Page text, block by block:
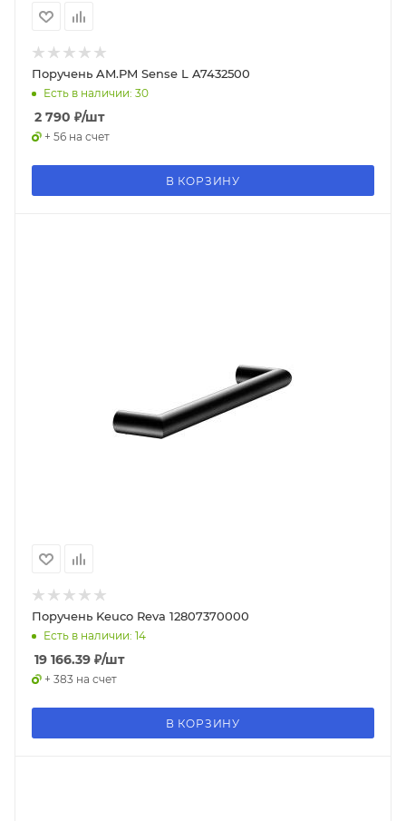
Поручень AM.PM Sense L A7432500
Есть в наличии: 30
2 790 ₽/шт
+ 56 на счет
В КОРЗИНУ
Поручень Keuco Reva 12807370000
Есть в наличии: 14
19 166.39 ₽/шт
+ 383 на счет
В КОРЗИНУ